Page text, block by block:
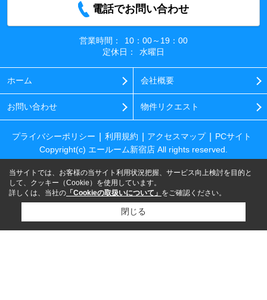
電話でお問い合わせ
営業時間：
10：00～19：00
定休日：
水曜日
ホーム 会社概要
お問い合わせ 物件リクエスト
プライバシーポリシー 利用規約 アクセスマップ
PCサイト
Copyright(c) エールーム新宿店 All rights reserved.
当サイトでは、お客様の当サイト利用状況把握、サービス向上検討を目的と
して、クッキー（Cookie）を使用しています。
詳しくは、当社の 「Cookieの取扱いについて」 をご確認ください。
閉じる